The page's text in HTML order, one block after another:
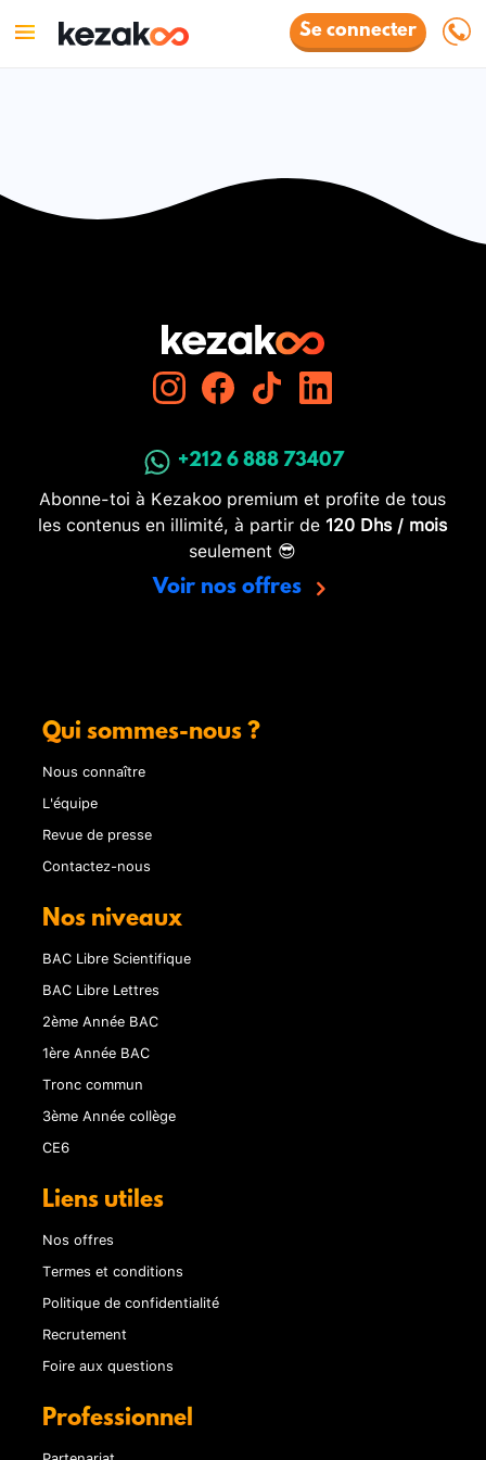
Se connecter
+212 6 888 73407
Abonne-toi à Kezakoo premium et profite de tous
les contenus en illimité, à partir de 120 Dhs / mois
seulement 😎
Voir nos offres
Qui sommes-nous ?
Nous connaître
L'équipe
Revue de presse
Contactez-nous
Nos niveaux
BAC Libre Scientifique
BAC Libre Lettres
2ème Année BAC
1ère Année BAC
Tronc commun
3ème Année collège
CE6
Liens utiles
Nos offres
Termes et conditions
Politique de confidentialité
Recrutement
Foire aux questions
Professionnel